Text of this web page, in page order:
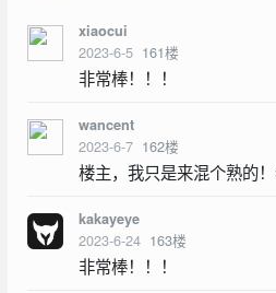
xiaocui
2023-6-5 161楼
非常棒！！！
wancent
2023-6-7 162楼
楼主，我只是来混个熟的
kakayeye
2023-6-24 163楼
非常棒！！！